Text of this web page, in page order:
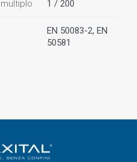
1 / 200
EN 50083-2, EN
50581